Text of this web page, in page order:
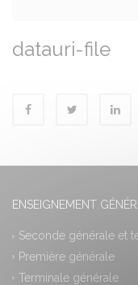
datauri-file
ENSEIGNEMENT
Seconde générale et
Première générale
Terminale générale